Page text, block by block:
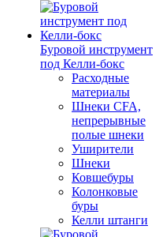
Буровой инструмент
под Келли-бокс
Расходные
материалы
Шнеки CFA,
непрерывные
полые шнеки
Уширители
Шнеки
Ковшебуры
Колонковые
буры
Келли штанги